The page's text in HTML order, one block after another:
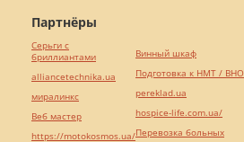
Партнёры
Серьги с
бриллиантами
alliancetechnika.ua
миралинкс
Веб мастер
https://motokosmos.ua/
Винный шкаф
Подготовка к НМТ / ВНО
pereklad.ua
hospice-life.com.ua/
Перевозка больных